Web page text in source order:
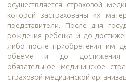
осуществляется страховой
которой застрахованы их
представители. После дня
рождения ребенка и до
либо после приобретения им
объеме и до достижения
обязательное медицинское
страховой медицинской